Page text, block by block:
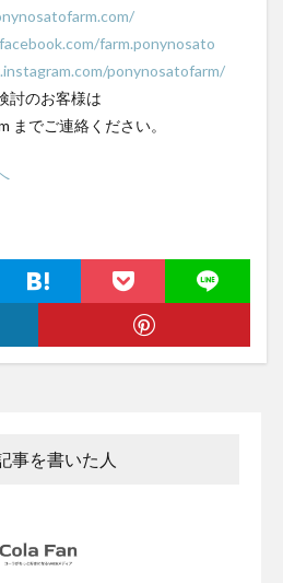
farm.ponynosato
ponynosatofarm/
討のお客様は
までご連絡ください。
事を書いた人